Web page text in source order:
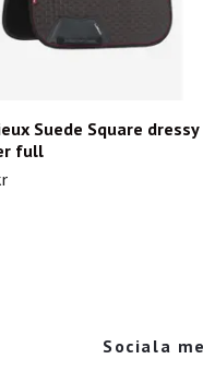
Suede Square dressy
full
Sociala